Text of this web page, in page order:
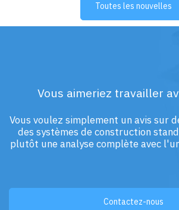
Toutes les nouvelles
Vous aimeriez travailler
Vous voulez simplement un avis sur
des systèmes de construction
plutôt une analyse complète avec
Contactez-nous